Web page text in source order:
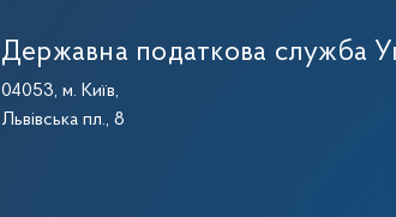
Державна податкова служба
04053, м. Київ,
Львівська пл., 8